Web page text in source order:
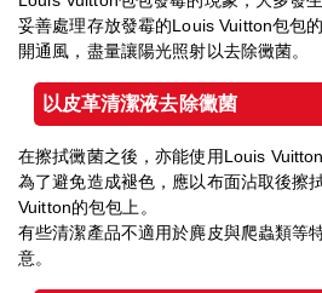
妥善處理存放發霉的Louis Vuitton包包
開通風，盡量讓陽光照射以去除黴菌。
以皮革清潔液去除黴菌
在擦拭黴菌之後，亦能使用Louis
為了避免造成褪色，應以布面沾取後擦
Vuitton的包包上。
有些清潔產品不適用於麂皮與爬蟲類等
意。